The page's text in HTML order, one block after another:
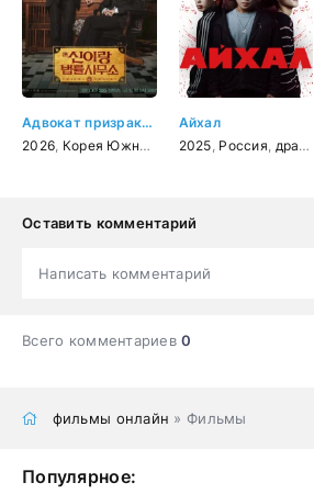
Адвокат призраков
2026 Корея Южная детектив,фэнтези,
Айхал
2025 Россия драма
Оставить комментарий
Написать комментарий
Всего комментариев0
фильмы онлайн » Фильмы
Популярное: